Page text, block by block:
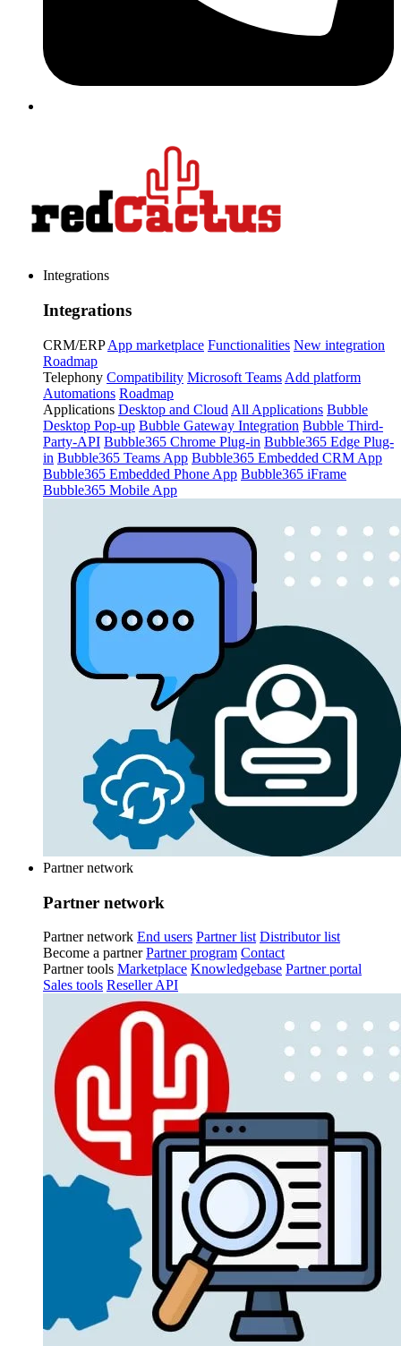
Integrations
Integrations
CRM/ERP App marketplace Functionalities New integration
Roadmap
Telephony Compatibility Microsoft Teams Add platform
Automations Roadmap
Applications Desktop and Cloud All Applications Bubble
Desktop Pop-up Bubble Gateway Integration Bubble Third-
Party-API Bubble365 Chrome Plug-in Bubble365 Edge Plug-
in Bubble365 Teams App Bubble365 Embedded CRM App
Bubble365 Embedded Phone App Bubble365 iFrame
Bubble365 Mobile App
Partner network
Partner network
Partner network End users Partner list Distributor list
Become a partner Partner program Contact
Partner tools Marketplace Knowledgebase Partner portal
Sales tools Reseller API